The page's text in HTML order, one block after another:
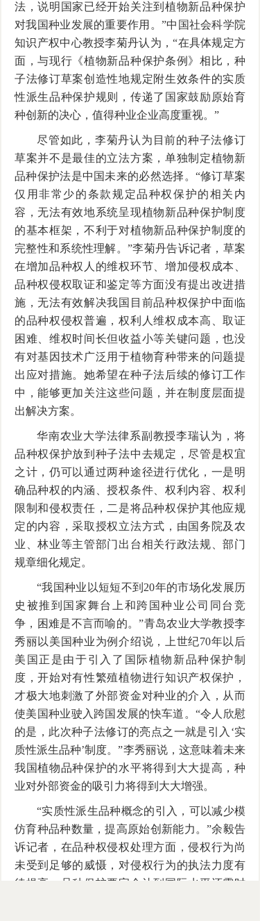
法，说明国家已经开始关注到植物新品种保护
对我国种业发展的重要作用。”中国社会科学院
知识产权中心教授李菊丹认为，“在具体规定方
面，与现行《植物新品种保护条例》相比，种
子法修订草案创造性地规定附生效条件的实质
性派生品种保护规则，传递了国家鼓励原始育
种创新的决心，值得种业企业高度重视。”
尽管如此，李菊丹认为目前的种子法修订
草案并不是最佳的立法方案，单独制定植物新
品种保护法是中国未来的必然选择。“修订草案
仅用非常少的条款规定品种权保护的相关内
容，无法有效地系统呈现植物新品种保护制度
的基本框架，不利于对植物新品种保护制度的
完整性和系统性理解。”李菊丹告诉记者，草案
在增加品种权人的维权环节、增加侵权成本、
品种权侵权取证和鉴定等方面没有提出改进措
施，无法有效解决我国目前品种权保护中面临
的品种权侵权普遍，权利人维权成本高、取证
困难、维权时间长但收益小等关键问题，也没
有对基因技术广泛用于植物育种带来的问题提
出应对措施。她希望在种子法后续的修订工作
中，能够更加关注这些问题，并在制度层面提
出解决方案。
华南农业大学法律系副教授李瑞认为，将
品种权保护放到种子法中去规定，尽管是权宜
之计，仍可以通过两种途径进行优化，一是明
确品种权的内涵、授权条件、权利内容、权利
限制和侵权责任，二是将品种权保护其他应规
定的内容，采取授权立法方式，由国务院及农
业、林业等主管部门出台相关行政法规、部门
规章细化规定。
“我国种业以短短不到20年的市场化发展历
史被推到国家舞台上和跨国种业公司同台竞
争，困难是不言而喻的。”青岛农业大学教授李
秀丽以美国种业为例介绍说，上世纪70年以后
美国正是由于引入了国际植物新品种保护制
度，开始对有性繁殖植物进行知识产权保护，
才极大地刺激了外部资金对种业的介入，从而
使美国种业驶入跨国发展的快车道。“令人欣慰
的是，此次种子法修订的亮点之一就是引入‘实
质性派生品种’制度。”李秀丽说，这意味着未来
我国植物品种保护的水平将得到大大提高，种
业对外部资金的吸引力将得到大大增强。
“实质性派生品种概念的引入，可以减少模
仿育种品种数量，提高原始创新能力。”余毅告
诉记者，在品种权侵权处理方面，侵权行为尚
未受到足够的威慑，对侵权行为的执法力度有
待提高，品种保护要完全达到国际水平还需时